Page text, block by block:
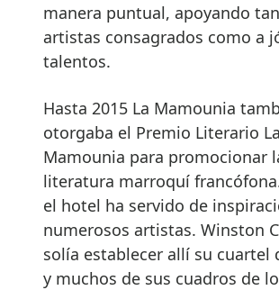
manera puntual, apoyando
artistas consagrados como a
talentos.
Hasta 2015 La Mamounia
otorgaba el Premio Literario La
Mamounia para promocionar
literatura marroquí
el hotel ha servido de
numerosos artistas. Winston
solía establecer allí su cuartel
y muchos de sus cuadros de